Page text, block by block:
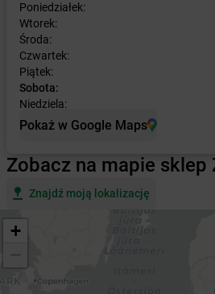
Poniedziałek:
Wtorek:
Środa:
Czwartek:
Piątek:
Sobota:
Niedziela:
Pokaż w Google Maps
Zobacz na mapie sklep
Znajdź moją lokalizację
+